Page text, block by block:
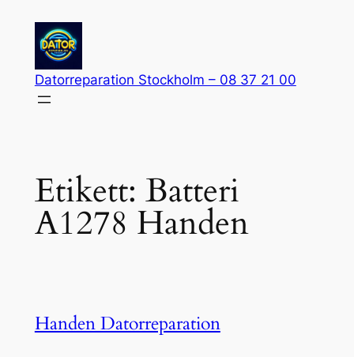
innehåll
Datorreparation Stockholm – 08 37 21 00
Etikett: Batteri
A1278 Handen
Handen Datorreparation